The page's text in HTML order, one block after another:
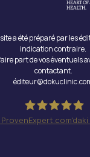
a été préparé par les
indication contraire.
part de vos éventuels
contactant.
ProvenExpert.com'daki